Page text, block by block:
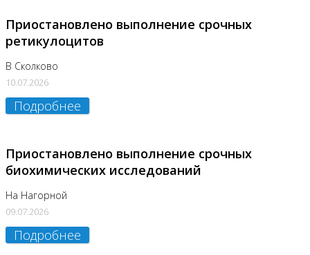
Приостановлено выполнение срочных
ретикулоцитов
В Сколково
10.07.2026
Подробнее
Приостановлено выполнение срочных
биохимических исследований
На Нагорной
09.07.2026
Подробнее